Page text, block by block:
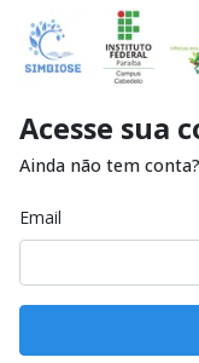
Acesse sua
Ainda não tem conta?
Email